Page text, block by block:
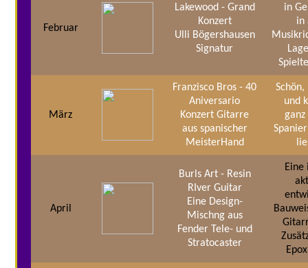
Februar
Lakewood - Grand
Konzert
Ulli Bögershausen
Signatur
in
in
März
Franzisco Bros - 40
Aniversario
Konzert Gitarre
aus spanischer
MeisterHand
und
April
Burls Art - Resin
RIver Guitar
Eine Design-
Mischng aus
Fender Tele- und
Stratocaster
Eine